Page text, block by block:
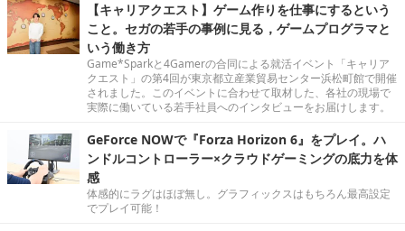
【キャリアクエスト】ゲーム作りを仕事にするという
こと。セガの若手の事例に見る，ゲームプログラマと
いう働き方
Game*Sparkと4Gamerの合同による就活イベント「キャリア
クエスト」の第4回が東京都立産業貿易センター浜松町館で開催
されました。このイベントに合わせて取材した、各社の現場で
実際に働いている若手社員へのインタビューをお届けします。
GeForce NOWで『Forza Horizon 6』をプレイ。ハ
ンドルコントローラー×クラウドゲーミングの底力を体
感
体感的にラグはほぼ無し。グラフィックスはもちろん最高設定
でプレイ可能！